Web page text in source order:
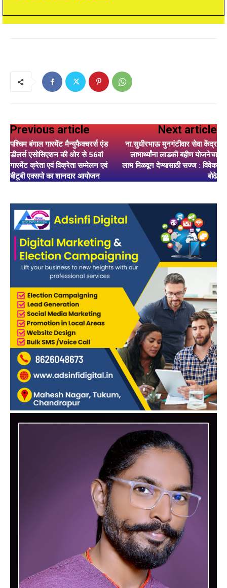
Previous article
पश्चिम बंगाल गारमेंट मैन्युफैक्चरर्स एंड
डीलर्स एसोसिएशन की ओर से 56वां
गारमेंट क्रेता एवं विक्रेता सम्मेलन एवं
बीटूबी एक्सपो का शानदार आयोजन
Next article
ना.सुधीरभाऊ मुनगंटीवार सेवा केंद्र
लाभार्थ्यांना लाडकी बहीण योजनेचा
लाभ मिळवून देण्यासाठी सज्ज : विवेक
बोढे